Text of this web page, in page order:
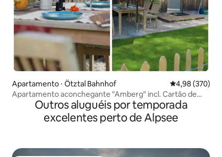
Apartamento ⋅ Ötztal Bahnhof 4,98 de uma
4,98 (370)
Apartamento aconchegante "Amberg" incl. Cartão de
Verão ÖtztalOutros aluguéis por temporada
excelentes perto de Alpsee